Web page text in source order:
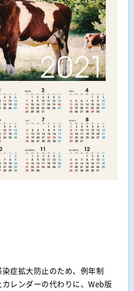
症拡大防止のため、例年制
レンダーの代わりに、Web版